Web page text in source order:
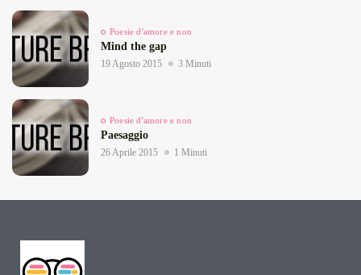
Poesie d'amore e non
Mind the gap
19 Agosto 2015 3 Minuti
Poesie d'amore e non
Paesaggio
26 Aprile 2015 1 Minuti